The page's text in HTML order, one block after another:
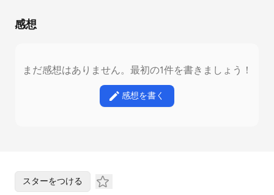
感想
まだ感想はありません。最初の1件を書きましょう！
感想を書く
スターをつける